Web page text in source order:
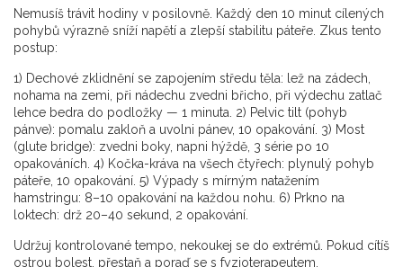
Nemusíš trávit hodiny v posilovně. Každý den 10 minut cílených
pohybů výrazně sníží napětí a zlepší stabilitu páteře. Zkus tento
postup:
1) Dechové zklidnění se zapojením středu těla: lež na zádech,
nohama na zemi, při nádechu zvedni břicho, při výdechu zatlač
lehce bedra do podložky — 1 minuta. 2) Pelvic tilt (pohyb
pánve): pomalu zakloň a uvolni pánev, 10 opakování. 3) Most
(glute bridge): zvedni boky, napni hýždě, 3 série po 10
opakováních. 4) Kočka-kráva na všech čtyřech: plynulý pohyb
páteře, 10 opakování. 5) Výpady s mírným natažením
hamstringu: 8–10 opakování na každou nohu. 6) Prkno na
loktech: drž 20–40 sekund, 2 opakování.
Udržuj kontrolované tempo, nekoukej se do extrémů. Pokud cítíš
ostrou bolest, přestaň a poraď se s fyzioterapeutem.